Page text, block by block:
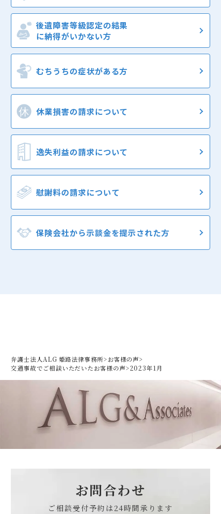
後遺障害等級認定の結果
に納得がいかない方
むちうちの症状がある方
休業損害の請求について
逸失利益の請求について
慰謝料の請求について
保険会社から示談金を提示された方
弁護士法人ALG 姫路法律事務所>お客様の声>
交通事故でご相談いただいたお客様の声>2023年1月
お問合わせ
ご相談受付予約は24時間承ります